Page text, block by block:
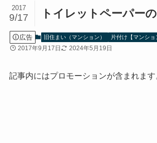
トイレットペーパー
2017
9/17
広告 旧住まい（マンション） 片付け【マンショ
2017年9月17日 2024年5月19日
記事内にはプロモーションが含まれます